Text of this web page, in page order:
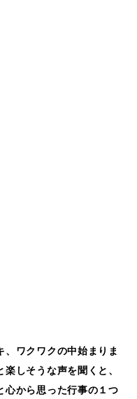
、ワクワクの中始まりま
しそうな声を聞くと、
心から思った行事の１つ